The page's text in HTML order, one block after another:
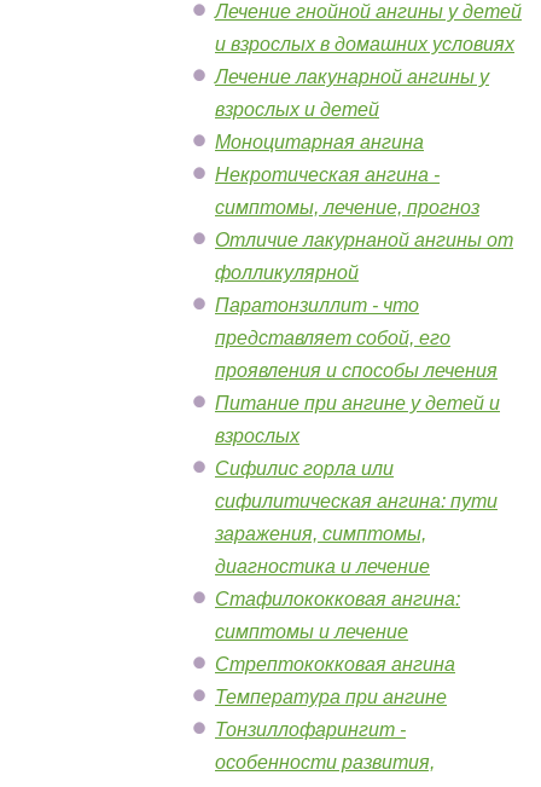
Лечение гнойной ангины у детей
и взрослых в домашних условиях
Лечение лакунарной ангины у
взрослых и детей
Моноцитарная ангина
Некротическая ангина -
симптомы, лечение, прогноз
Отличие лакурнаной ангины от
фолликулярной
Паратонзиллит - что
представляет собой, его
проявления и способы лечения
Питание при ангине у детей и
взрослых
Сифилис горла или
сифилитическая ангина: пути
заражения, симптомы,
диагностика и лечение
Стафилококковая ангина:
симптомы и лечение
Стрептококковая ангина
Температура при ангине
Тонзиллофарингит -
особенности развития,